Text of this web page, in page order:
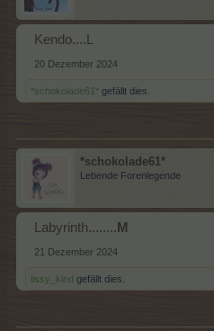
Kendo....L
20 Dezember 2024
*schokolade61* gefällt dies.
*schokolade61*
Lebende Forenlegende
Labyrinth........ M
21 Dezember 2024
lissy_kind gefällt dies.